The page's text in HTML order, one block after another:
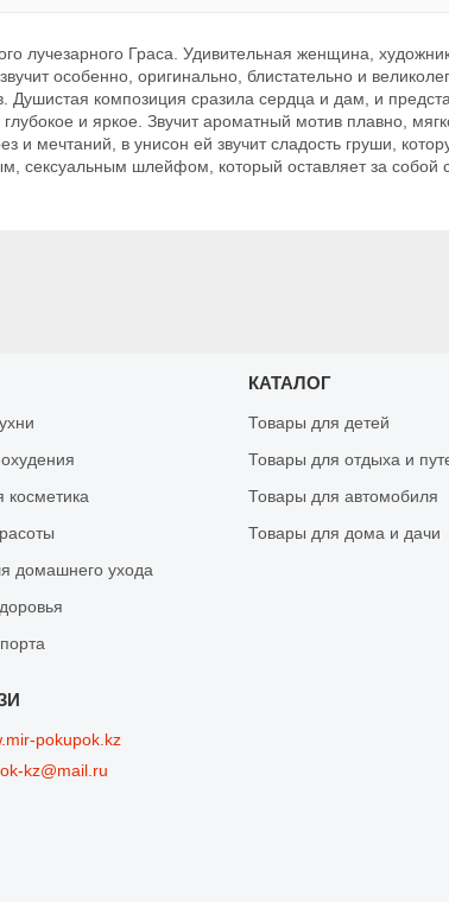
лучезарного Граса. Удивительная женщина,
особенно, оригинально, блистательно и
композиция сразила сердца и дам, и
и яркое. Звучит ароматный мотив плавно,
и мечтаний, в унисон ей звучит сладость груши,
сексуальным шлейфом, который оставляет за собой
косметика
домашнего ухода
КАТАЛОГ
Товары для детей
Товары для отдыха и
Товары для автомобиля
Товары для дома и дачи
pokupok.kz
kz@mail.ru